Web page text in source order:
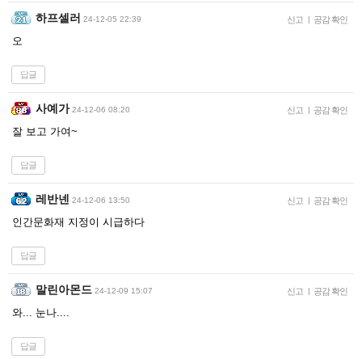
하프셀러 24-12-05 22:39 신고 | 공감 확인
오
답글
사예가 24-12-06 08:20 신고 | 공감 확인
잘 보고 가여~
답글
레반넨 24-12-06 13:50 신고 | 공감 확인
인간문화재 지정이 시급하다
답글
말린아몬드 24-12-09 15:07 신고 | 공감 확인
와... 눈나....
답글